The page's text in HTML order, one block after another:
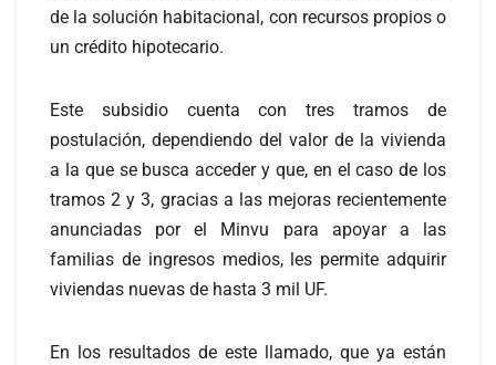
de la solución habitacional, con recursos propios o
un crédito hipotecario.
Este subsidio cuenta con tres tramos de
postulación, dependiendo del valor de la vivienda
a la que se busca acceder y que, en el caso de los
tramos 2 y 3, gracias a las mejoras recientemente
anunciadas por el Minvu para apoyar a las
familias de ingresos medios, les permite adquirir
viviendas nuevas de hasta 3 mil UF.
En los resultados de este llamado, que ya están